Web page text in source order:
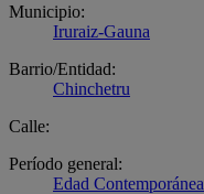
Municipio:
Iruraiz-Gauna
Barrio/Entidad:
Chinchetru
Calle:
Período general:
Edad Contemporánea